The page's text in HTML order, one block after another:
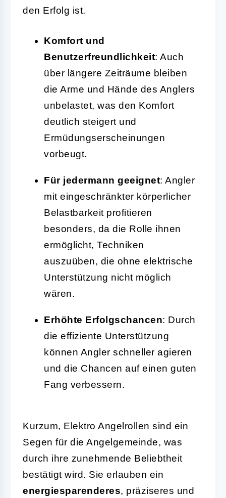
den Erfolg ist.
Komfort und
Benutzerfreundlichkeit: Auch
über längere Zeiträume bleiben
die Arme und Hände des Anglers
unbelastet, was den Komfort
deutlich steigert und
Ermüdungserscheinungen
vorbeugt.
Für jedermann geeignet: Angler
mit eingeschränkter körperlicher
Belastbarkeit profitieren
besonders, da die Rolle ihnen
ermöglicht, Techniken
auszuüben, die ohne elektrische
Unterstützung nicht möglich
wären.
Erhöhte Erfolgschancen: Durch
die effiziente Unterstützung
können Angler schneller agieren
und die Chancen auf einen guten
Fang verbessern.
Kurzum, Elektro Angelrollen sind ein
Segen für die Angelgemeinde, was
durch ihre zunehmende Beliebtheit
bestätigt wird. Sie erlauben ein
energiesparenderes, präziseres und